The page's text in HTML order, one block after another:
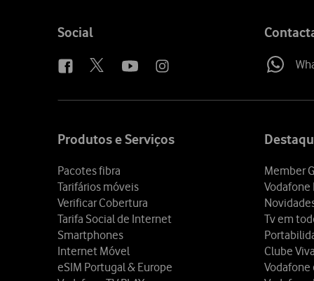
Follow
Social
Produtos e Serviços
Pacotes fibra
Tarifários móveis
Verificar Cobertura
Tarifa Social de Internet
Smartphones
Internet Móvel
eSIM Portugal & Europe
Member
Vodafone
Tv em
Clube Viva
Vodafone